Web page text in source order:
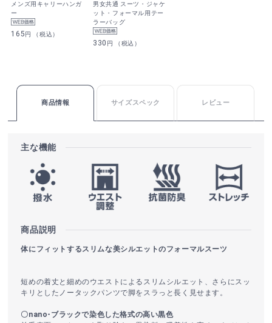
メンズ用キャリーハンガ
ー
165円 （税込）
男女共通 スーツ・ジャケ
ット・フォーマル用テー
ラーバッグ
330 円 （税込）
商品情報 サイズスペック レビュー
主な機能
商品説明
体にフィットするスリムな美シルエットのフォーマルスーツ
短めの着丈と細めのウエストによるスリムシルエット、さらにスッ
キリとしたノータックパンツで脚をスラっと長く見せます。
〇nano-ブラックで染色した格式の高い黒色